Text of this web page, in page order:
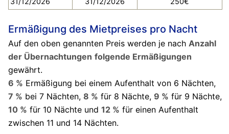
Ermäßigung des Mietpreises pro Nacht
Auf den oben genannten Preis werden je nach Anzahl
der Übernachtungen folgende Ermäßigungen
gewährt.
6 % Ermäßigung bei einem Aufenthalt von 6 Nächten,
7 % bei 7 Nächten, 8 % für 8 Nächte, 9 % für 9 Nächte,
10 % für 10 Nächte und 12 % für einen Aufenthalt
zwischen 11 und 14 Nächten.